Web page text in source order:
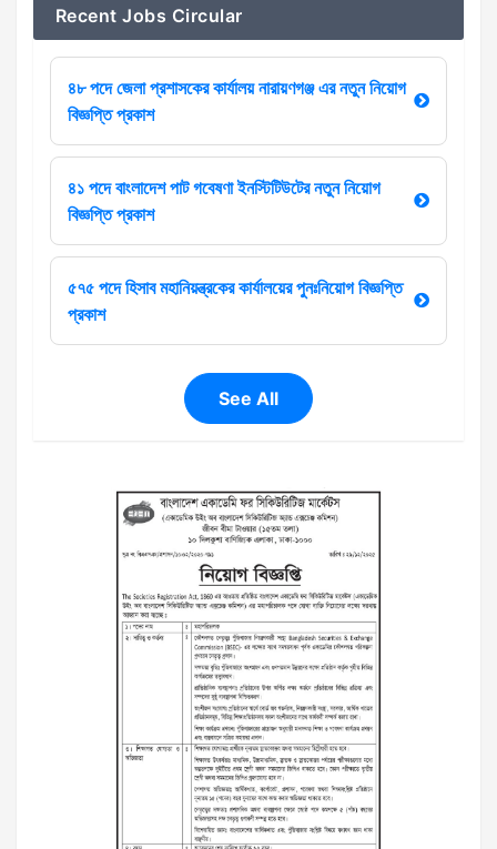
Recent Jobs Circular
৪৮ পদে জেলা প্রশাসকের কার্যালয় নারায়ণগঞ্জ এর নতুন নিয়োগ
বিজ্ঞপ্তি প্রকাশ
৪১ পদে বাংলাদেশ পাট গবেষণা ইনস্টিটিউটের নতুন নিয়োগ
বিজ্ঞপ্তি প্রকাশ
৫৭৫ পদে হিসাব মহানিয়ন্ত্রকের কার্যালয়ের পুনঃনিয়োগ বিজ্ঞপ্তি
প্রকাশ
See All